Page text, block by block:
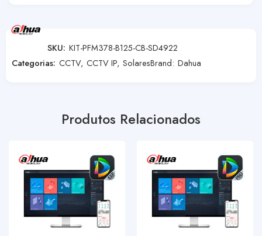
SKU: KIT-PFM378-B125-CB-SD4922
Categorias: CCTV, CCTV IP, SolaresBrand: Dahua
Produtos Relacionados